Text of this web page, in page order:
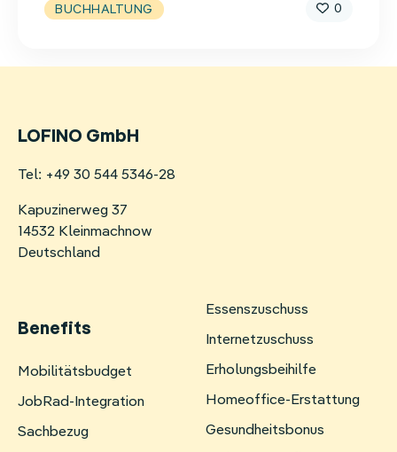
0
für
Buchhaltung
BUCHHALTUNG
LOFINO GmbH
Tel: +49 30 544 5346-28
Kapuzinerweg 37
14532 Kleinmachnow
Deutschland
Benefits
Navigation
überspringen
Mobilitätsbudget
JobRad-Integration
Sachbezug
Essenszuschuss
Internetzuschuss
Erholungsbeihilfe
Homeoffice-Erstattung
Gesundheitsbonus